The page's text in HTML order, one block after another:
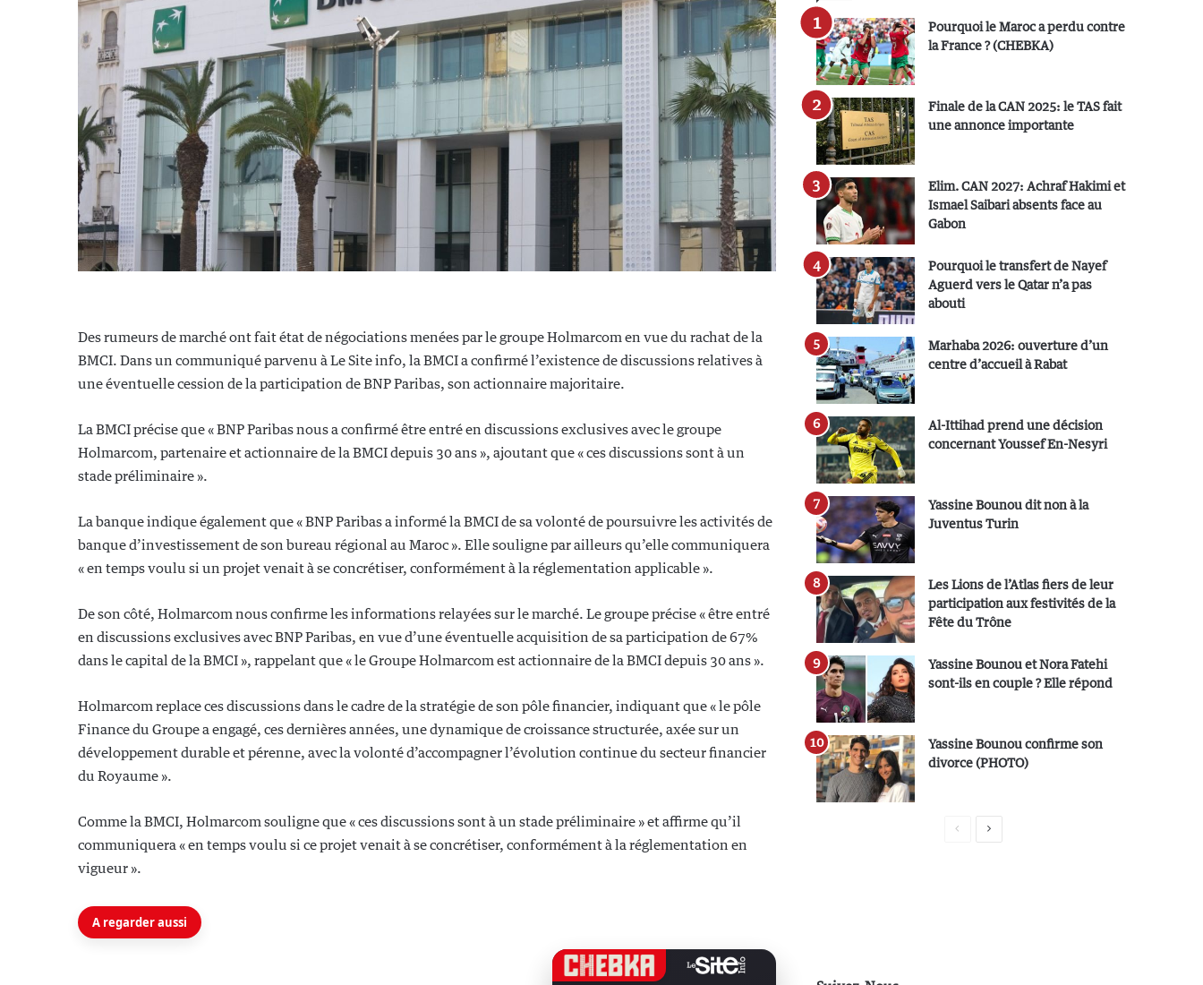
Des rumeurs de marché ont fait état de négociations menées par le groupe Holmarcom en vue du rachat de la
BMCI. Dans un communiqué parvenu à Le Site info, la BMCI a confirmé l’existence de discussions relatives à
une éventuelle cession de la participation de BNP Paribas, son actionnaire majoritaire.
La BMCI précise que « BNP Paribas nous a confirmé être entré en discussions exclusives avec le groupe
Holmarcom, partenaire et actionnaire de la BMCI depuis 30 ans », ajoutant que « ces discussions sont à un
stade préliminaire ».
La banque indique également que « BNP Paribas a informé la BMCI de sa volonté de poursuivre les activités de
banque d’investissement de son bureau régional au Maroc ». Elle souligne par ailleurs qu’elle communiquera
« en temps voulu si un projet venait à se concrétiser, conformément à la réglementation applicable ».
De son côté, Holmarcom nous confirme les informations relayées sur le marché. Le groupe précise « être entré
en discussions exclusives avec BNP Paribas, en vue d’une éventuelle acquisition de sa participation de 67%
dans le capital de la BMCI », rappelant que « le Groupe Holmarcom est actionnaire de la BMCI depuis 30 ans ».
Holmarcom replace ces discussions dans le cadre de la stratégie de son pôle financier, indiquant que « le pôle
Finance du Groupe a engagé, ces dernières années, une dynamique de croissance structurée, axée sur un
développement durable et pérenne, avec la volonté d’accompagner l’évolution continue du secteur financier
du Royaume ».
Comme la BMCI, Holmarcom souligne que « ces discussions sont à un stade préliminaire » et affirme qu’il
communiquera « en temps voulu si ce projet venait à se concrétiser, conformément à la réglementation en
vigueur ».
A regarder aussi
Pourquoi le Maroc a perdu contre
la France ? (CHEBKA)
Finale de la CAN 2025: le TAS fait
une annonce importante
Elim. CAN 2027: Achraf Hakimi et
Ismael Saibari absents face au
Gabon
Pourquoi le transfert de Nayef
Aguerd vers le Qatar n’a pas
abouti
Marhaba 2026: ouverture d’un
centre d’accueil à Rabat
Al-Ittihad prend une décision
concernant Youssef En-Nesyri
Yassine Bounou dit non à la
Juventus Turin
Les Lions de l’Atlas fiers de leur
participation aux festivités de la
Fête du Trône
Yassine Bounou et Nora Fatehi
sont-ils en couple ? Elle répond
Yassine Bounou confirme son
divorce (PHOTO)
P